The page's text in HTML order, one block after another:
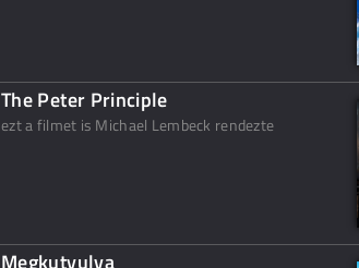
The Peter Principle
ezt a filmet is Michael Lembeck rendezte
Megkutyulva